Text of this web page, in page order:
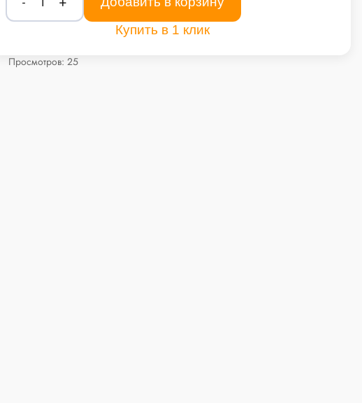
Купить в 1 клик
Просмотров: 25